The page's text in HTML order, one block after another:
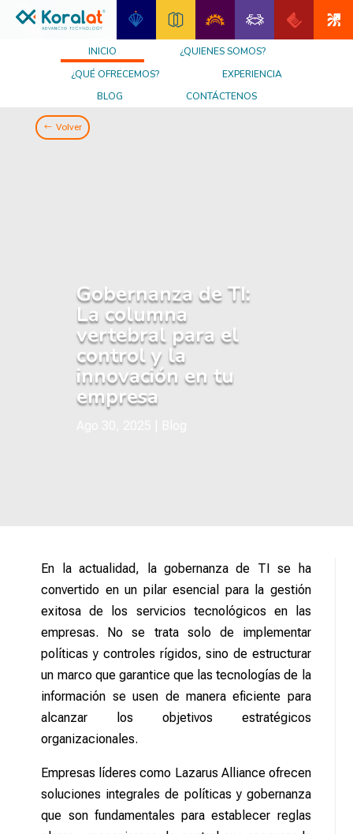
INICIO
¿QUIENES SOMOS?
¿QUÉ OFRECEMOS?
EXPERIENCIA
BLOG
CONTÁCTENOS
Volver
Gobernanza de TI:
La columna
vertebral para el
control y la
innovación en tu
empresa
En la actualidad, la gobernanza de TI se ha
convertido en un pilar esencial para la gestión
exitosa de los servicios tecnológicos en las
empresas. No se trata solo de implementar
políticas y controles rígidos, sino de estructurar
un marco que garantice que las tecnologías de la
información se usen de manera eficiente para
alcanzar los objetivos estratégicos
organizacionales.
Empresas líderes como Lazarus Alliance ofrecen
soluciones integrales de políticas y gobernanza
que son fundamentales para establecer reglas